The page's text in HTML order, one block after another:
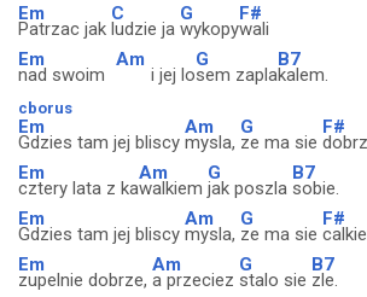
Em
Patrzac jak
C
ludzie ja
G
wykopy
F#
wali
Em
nad swoim
Am
i jej lo
G
sem zapla
B7
kalem.
cborus
Em
Gdzies tam jej bliscy
Am
mysla,
G
ze ma sie
F#
Em
cztery lata z ka
Am
walkiem
G
jak poszla
B7
sobie.
Em
Gdzies tam jej bliscy
Am
mysla,
G
ze ma sie
F#
Em
zupelnie dobrze,
Am
a przeciez
G
stalo sie
B7
zle.